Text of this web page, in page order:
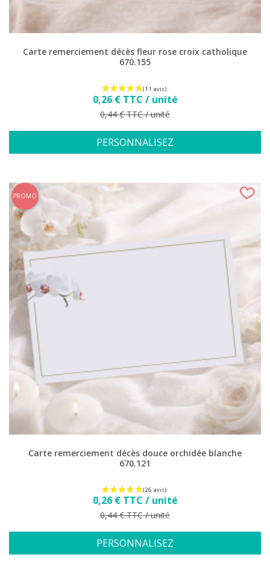
Carte remerciement décès fleur rose croix catholique
670.155
Prix
0,26 € TTC / unité
Prix de base
0,44 € TTC / unité
PERSONNALISEZ
Carte remerciement décès douce orchidée blanche
670.121
Prix
0,26 € TTC / unité
Prix de base
0,44 € TTC / unité
PERSONNALISEZ
PROMO